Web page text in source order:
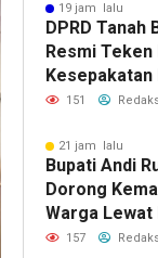
19 jam lalu
DPRD Tanah
Resmi Teken
Kesepakatan
Perubahan
151
21 jam lalu
Bupati Andi
Dorong
Warga Lewat
Usaha
157